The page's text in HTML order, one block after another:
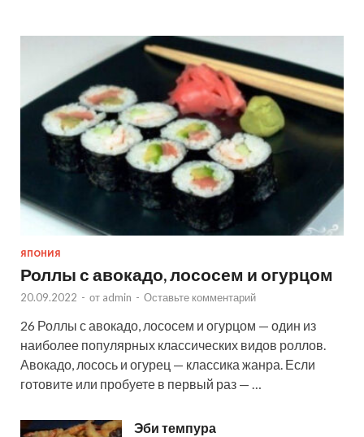
ЯПОНИЯ
Роллы с авокадо, лососем и огурцом
20.09.2022 - от admin - Оставьте комментарий
26 Роллы с авокадо, лососем и огурцом — один из
наиболее популярных классических видов роллов.
Авокадо, лосось и огурец — классика жанра. Если
готовите или пробуете в первый раз — …
Эби темпура